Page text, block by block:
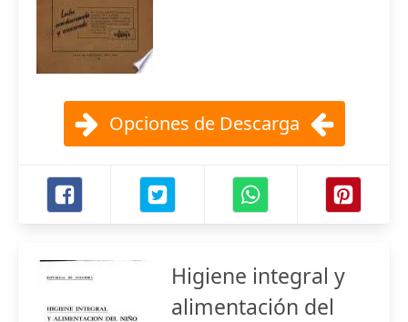
Opciones de Descarga
Higiene integral y
alimentación del